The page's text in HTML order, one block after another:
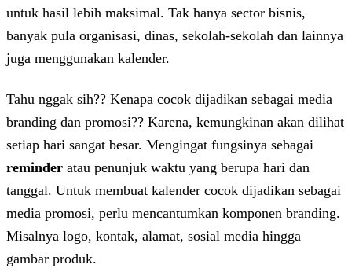
untuk hasil lebih maksimal. Tak hanya sector bisnis,
banyak pula organisasi, dinas, sekolah-sekolah dan lainnya
juga menggunakan kalender.
Tahu nggak sih?? Kenapa cocok dijadikan sebagai media
branding dan promosi?? Karena, kemungkinan akan dilihat
setiap hari sangat besar. Mengingat fungsinya sebagai
reminder atau penunjuk waktu yang berupa hari dan
tanggal. Untuk membuat kalender cocok dijadikan sebagai
media promosi, perlu mencantumkan komponen branding.
Misalnya logo, kontak, alamat, sosial media hingga
gambar produk.